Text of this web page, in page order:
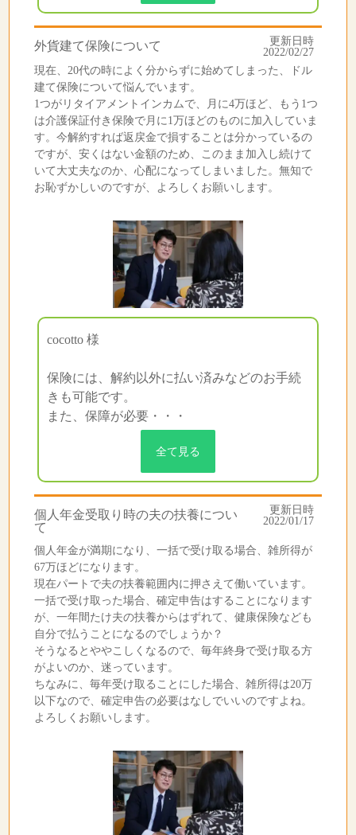
外貨建て保険について
更新日時
2022/02/27
現在、20代の時によく分からずに始めてしまった、ドル
建て保険について悩んでいます。
1つがリタイアメントインカムで、月に4万ほど、もう1つ
は介護保証付き保険で月に1万ほどのものに加入していま
す。今解約すれば返戻金で損することは分かっているの
ですが、安くはない金額のため、このまま加入し続けて
いて大丈夫なのか、心配になってしまいました。無知で
お恥ずかしいのですが、よろしくお願いします。
cocotto 様
保険には、解約以外に払い済みなどのお手続
きも可能です。
また、保障が必要・・・
全て見る
個人年金受取り時の夫の扶養につい
て
更新日時
2022/01/17
個人年金が満期になり、一括で受け取る場合、雑所得が
67万ほどになります。
現在パートで夫の扶養範囲内に押さえて働いています。
一括で受け取った場合、確定申告はすることになります
が、一年間たけ夫の扶養からはずれて、健康保険なども
自分で払うことになるのでしょうか？
そうなるとややこしくなるので、毎年終身で受け取る方
がよいのか、迷っています。
ちなみに、毎年受け取ることにした場合、雑所得は20万
以下なので、確定申告の必要はなしでいいのですよね。
よろしくお願いします。